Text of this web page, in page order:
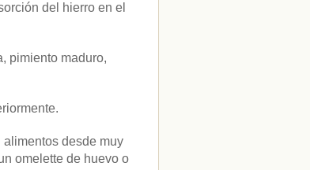
del hierro en el
pimiento maduro,
desde muy
omelette de huevo o